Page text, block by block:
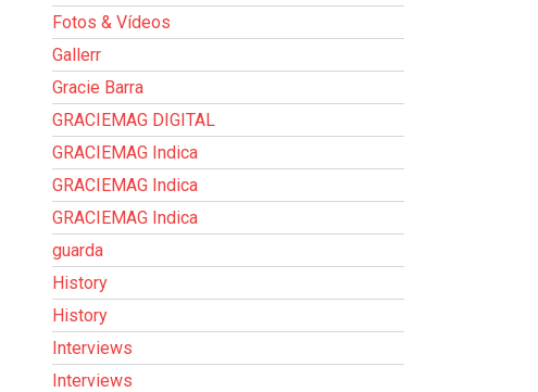
Fotos & Vídeos
Gallerr
Gracie Barra
GRACIEMAG DIGITAL
GRACIEMAG Indica
GRACIEMAG Indica
GRACIEMAG Indica
guarda
History
History
Interviews
Interviews